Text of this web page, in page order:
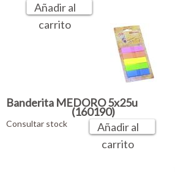
Añadir al
carrito
Banderita MEDORO 5x25u
(160190)
Consultar stock
Añadir al
carrito